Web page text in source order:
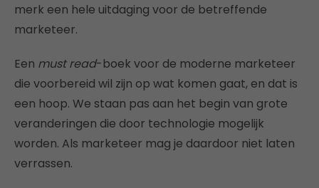
merk een hele uitdaging voor de betreffende
marketeer.
Een must read-boek voor de moderne marketeer
die voorbereid wil zijn op wat komen gaat, en dat is
een hoop. We staan pas aan het begin van grote
veranderingen die door technologie mogelijk
worden. Als marketeer mag je daardoor niet laten
verrassen.